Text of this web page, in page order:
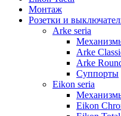
Монтаж
Розетки и
Arke seria
Arke
Arke
Суппорты
Eikon seria
Eikon